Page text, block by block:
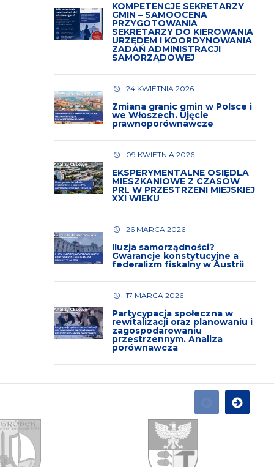
KOMPETENCJE SEKRETARZY
GMIN – SAMOOCENA
PRZYGOTOWANIA
SEKRETARZY DO KIEROWANIA
URZĘDEM I KOORDYNOWANIA
ZADAŃ ADMINISTRACJI
SAMORZĄDOWEJ
24 KWIETNIA 2026
Zmiana granic gmin w Polsce i
we Włoszech. Ujęcie
prawnoporównawcze
09 KWIETNIA 2026
EKSPERYMENTALNE OSIEDLA
MIESZKANIOWE Z CZASÓW
PRL W PRZESTRZENI MIEJSKIEJ
XXI WIEKU
26 MARCA 2026
Iluzja samorządności?
Gwarancje konstytucyjne a
federalizm fiskalny w Austrii
17 MARCA 2026
Partycypacja społeczna w
rewitalizacji oraz planowaniu i
zagospodarowaniu
przestrzennym. Analiza
porównawcza
POPRZEDNI